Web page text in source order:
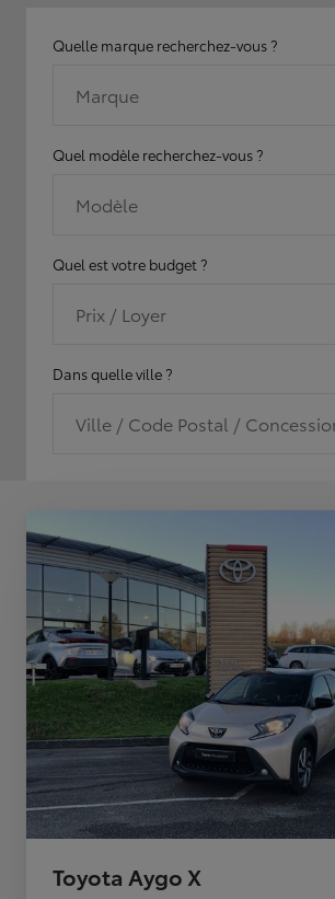
Quelle marque recherchez-vous ?
Marque
Quel modèle recherchez-vous ?
Modèle
Quel est votre budget ?
Prix / Loyer
Dans quelle ville ?
Ville / Code Postal /
Toyota Aygo X